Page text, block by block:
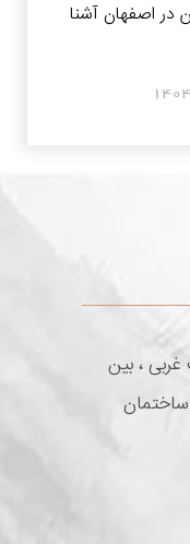
اصفهان آشنا
، بین
ملک ، جنب کوچه 16 ، ساختمان